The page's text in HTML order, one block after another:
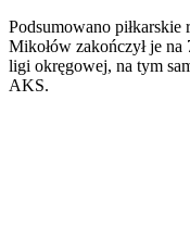
Podsumowano
Mikołów zakończył je na
ligi okręgowej, na tym
AKS.